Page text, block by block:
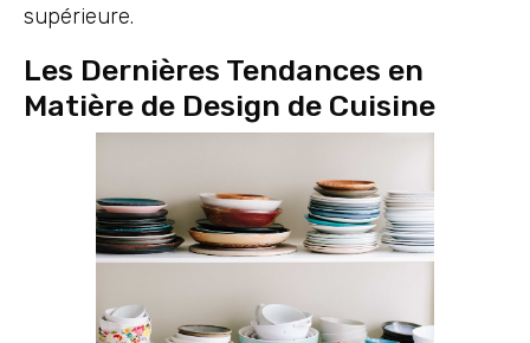
supérieure.
Les Dernières Tendances en
Matière de Design de Cuisine